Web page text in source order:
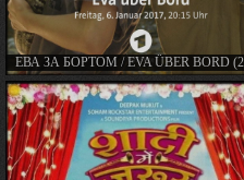
ЕВА ЗА БОРТОМ / EVA ÜBER BORD